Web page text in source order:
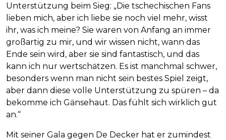
Unterstützung beim Sieg: „Die tschechischen Fans
lieben mich, aber ich liebe sie noch viel mehr, wisst
ihr, was ich meine? Sie waren von Anfang an immer
großartig zu mir, und wir wissen nicht, wann das
Ende sein wird, aber sie sind fantastisch, und das
kann ich nur wertschätzen. Es ist manchmal schwer,
besonders wenn man nicht sein bestes Spiel zeigt,
aber dann diese volle Unterstützung zu spüren – da
bekomme ich Gänsehaut. Das fühlt sich wirklich gut
an.“
Mit seiner Gala gegen De Decker hat er zumindest